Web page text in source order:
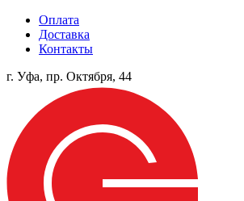
Оплата
Доставка
Контакты
г. Уфа, пр. Октября, 44